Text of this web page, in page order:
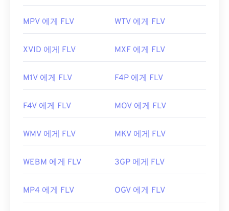
MPV 에게 FLV WTV 에게 FLV
XVID 에게 FLV MXF 에게 FLV
M1V 에게 FLV F4P 에게 FLV
F4V 에게 FLV MOV 에게 FLV
WMV 에게 FLV MKV 에게 FLV
WEBM 에게 FLV 3GP 에게 FLV
MP4 에게 FLV OGV 에게 FLV